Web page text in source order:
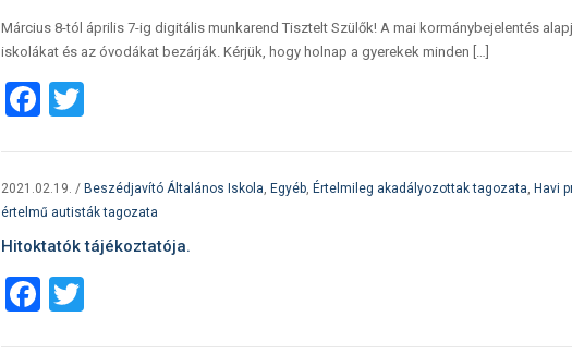
Március 8-tól április 7-ig digitális munkarend Tisztelt Szülők! A mai kormánybejelentés
iskolákat és az óvodákat bezárják. Kérjük, hogy holnap a gyerekek minden […]
Facebook
Twitter
2021.02.19. / Beszédjavító Általános Iskola, Egyéb, Értelmileg akadályozottak tagozata, Havi
értelmű autisták tagozata
Hitoktatók tájékoztatója.
Facebook
Twitter